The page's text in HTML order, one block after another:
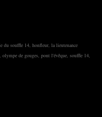
du souffle 14, honfleur, la lieutenance
, olympe de gouges, pont l'évêque, souffle 14,